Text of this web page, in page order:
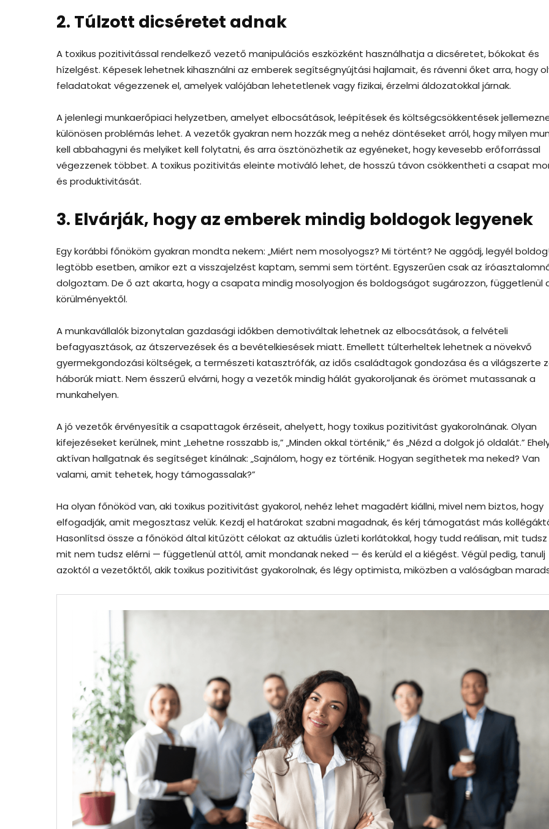
2. Túlzott dicséretet adnak
A toxikus pozitivitással rendelkező vezető manipulációs eszközként használhatja a dicséretet, bókokat és
hízelgést. Képesek lehetnek kihasználni az emberek segítségnyújtási hajlamait, és rávenni őket arra, hogy
feladatokat végezzenek el, amelyek valójában lehetetlenek vagy fizikai, érzelmi áldozatokkal járnak.
A jelenlegi munkaerőpiaci helyzetben, amelyet elbocsátások, leépítések és költségcsökkentések
különösen problémás lehet. A vezetők gyakran nem hozzák meg a nehéz döntéseket arról, hogy milyen
kell abbahagyni és melyiket kell folytatni, és arra ösztönözhetik az egyéneket, hogy kevesebb erőforrással
végezzenek többet. A toxikus pozitivitás eleinte motiváló lehet, de hosszú távon csökkentheti a csapat
és produktivitását.
3. Elvárják, hogy az emberek mindig boldogok legyenek
Egy korábbi főnököm gyakran mondta nekem: „Miért nem mosolyogsz? Mi történt? Ne aggódj, legyél
legtöbb esetben, amikor ezt a visszajelzést kaptam, semmi sem történt. Egyszerűen csak az
dolgoztam. De ő azt akarta, hogy a csapata mindig mosolyogjon és boldogságot sugározzon, függetlenül
körülményektől.
A munkavállalók bizonytalan gazdasági időkben demotiváltak lehetnek az elbocsátások, a felvételi
befagyasztások, az átszervezések és a bevételkiesések miatt. Emellett túlterheltek lehetnek a növekvő
gyermekgondozási költségek, a természeti katasztrófák, az idős családtagok gondozása és a világszerte
háborúk miatt. Nem ésszerű elvárni, hogy a vezetők mindig hálát gyakoroljanak és örömet mutassanak a
munkahelyen.
A jó vezetők érvényesítik a csapattagok érzéseit, ahelyett, hogy toxikus pozitivitást gyakorolnának. Olyan
kifejezéseket kerülnek, mint „Lehetne rosszabb is,” „Minden okkal történik,” és „Nézd a dolgok jó oldalát.”
aktívan hallgatnak és segítséget kínálnak: „Sajnálom, hogy ez történik. Hogyan segíthetek ma neked? Van
valami, amit tehetek, hogy támogassalak?”
Ha olyan főnököd van, aki toxikus pozitivitást gyakorol, nehéz lehet magadért kiállni, mivel nem biztos, hogy
elfogadják, amit megosztasz velük. Kezdj el határokat szabni magadnak, és kérj támogatást más
Hasonlítsd össze a főnököd által kitűzött célokat az aktuális üzleti korlátokkal, hogy tudd reálisan, mit
mit nem tudsz elérni — függetlenül attól, amit mondanak neked — és kerüld el a kiégést. Végül pedig, tanulj
azoktól a vezetőktől, akik toxikus pozitivitást gyakorolnak, és légy optimista, miközben a valóságban